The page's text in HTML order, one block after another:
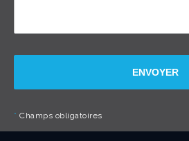
ENVOYER
* Champs obligatoires